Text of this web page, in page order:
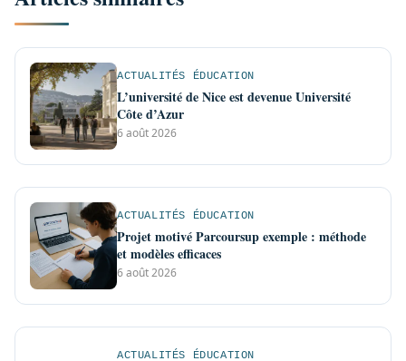
ACTUALITÉS ÉDUCATION
L’université de Nice est devenue Université
Côte d’Azur
6 août 2026
ACTUALITÉS ÉDUCATION
Projet motivé Parcoursup exemple : méthode
et modèles efficaces
6 août 2026
ACTUALITÉS ÉDUCATION